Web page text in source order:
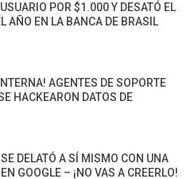
POR $1.000 Y DESATÓ EL
AÑO EN LA BANCA DE BRASIL
AGENTES DE SOPORTE
HACKEARON DATOS DE
DELATÓ A SÍ MISMO CON UNA
GOOGLE – ¡NO VAS A CREERLO!